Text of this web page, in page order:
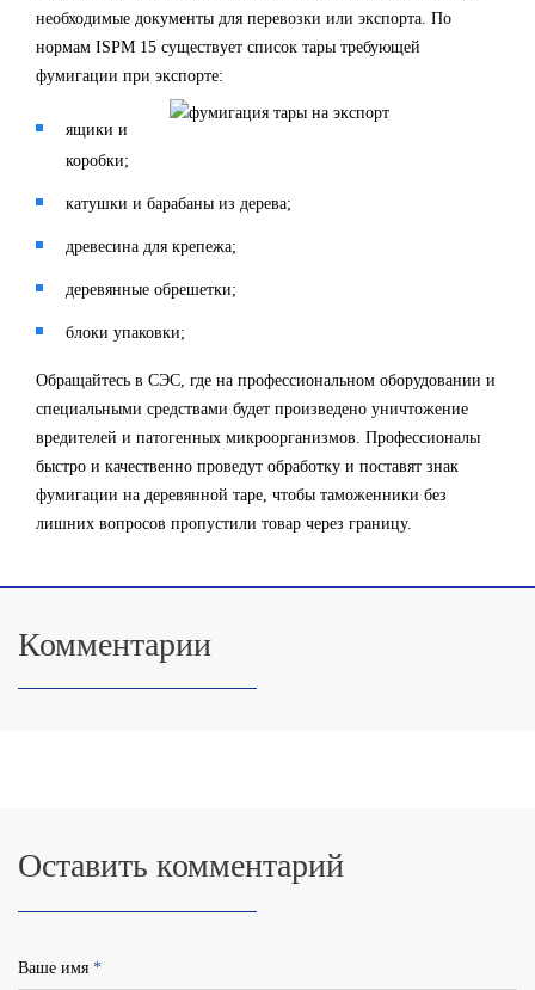
необходимые документы для перевозки или экспорта. По
нормам ISPM 15 существует список тары требующей
фумигации при экспорте:
ящики и
коробки;
катушки и барабаны из дерева;
древесина для крепежа;
деревянные обрешетки;
блоки упаковки;
Обращайтесь в СЭС, где на профессиональном оборудовании и
специальными средствами будет произведено уничтожение
вредителей и патогенных микроорганизмов. Профессионалы
быстро и качественно проведут обработку и поставят знак
фумигации на деревянной таре, чтобы таможенники без
лишних вопросов пропустили товар через границу.
Комментарии
Оставить комментарий
Ваше имя *